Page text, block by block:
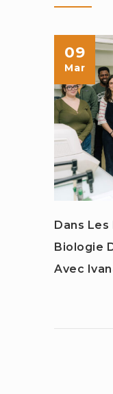
09
Mar
Dans
Biologie
Avec